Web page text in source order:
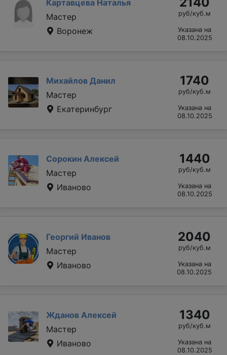
Картавцева Наталья
Мастер
Воронеж
руб/куб.м
Указана на
08.10.2025
Михайлов Данил
Мастер
Екатеринбург
1740
руб/куб.м
Указана на
08.10.2025
Сорокин Алексей
Мастер
Иваново
1440
руб/куб.м
Указана на
08.10.2025
Георгий Иванов
Мастер
Иваново
2040
руб/куб.м
Указана на
08.10.2025
Жданов Алексей
Мастер
Иваново
1340
руб/куб.м
Указана на
08.10.2025